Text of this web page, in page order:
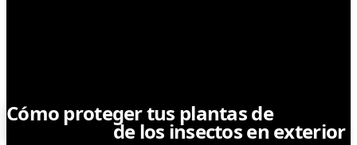
Cómo proteger tus plantas de
marihuana de los insectos en exterior